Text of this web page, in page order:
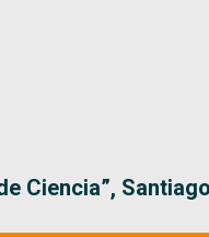
Ciencia”,